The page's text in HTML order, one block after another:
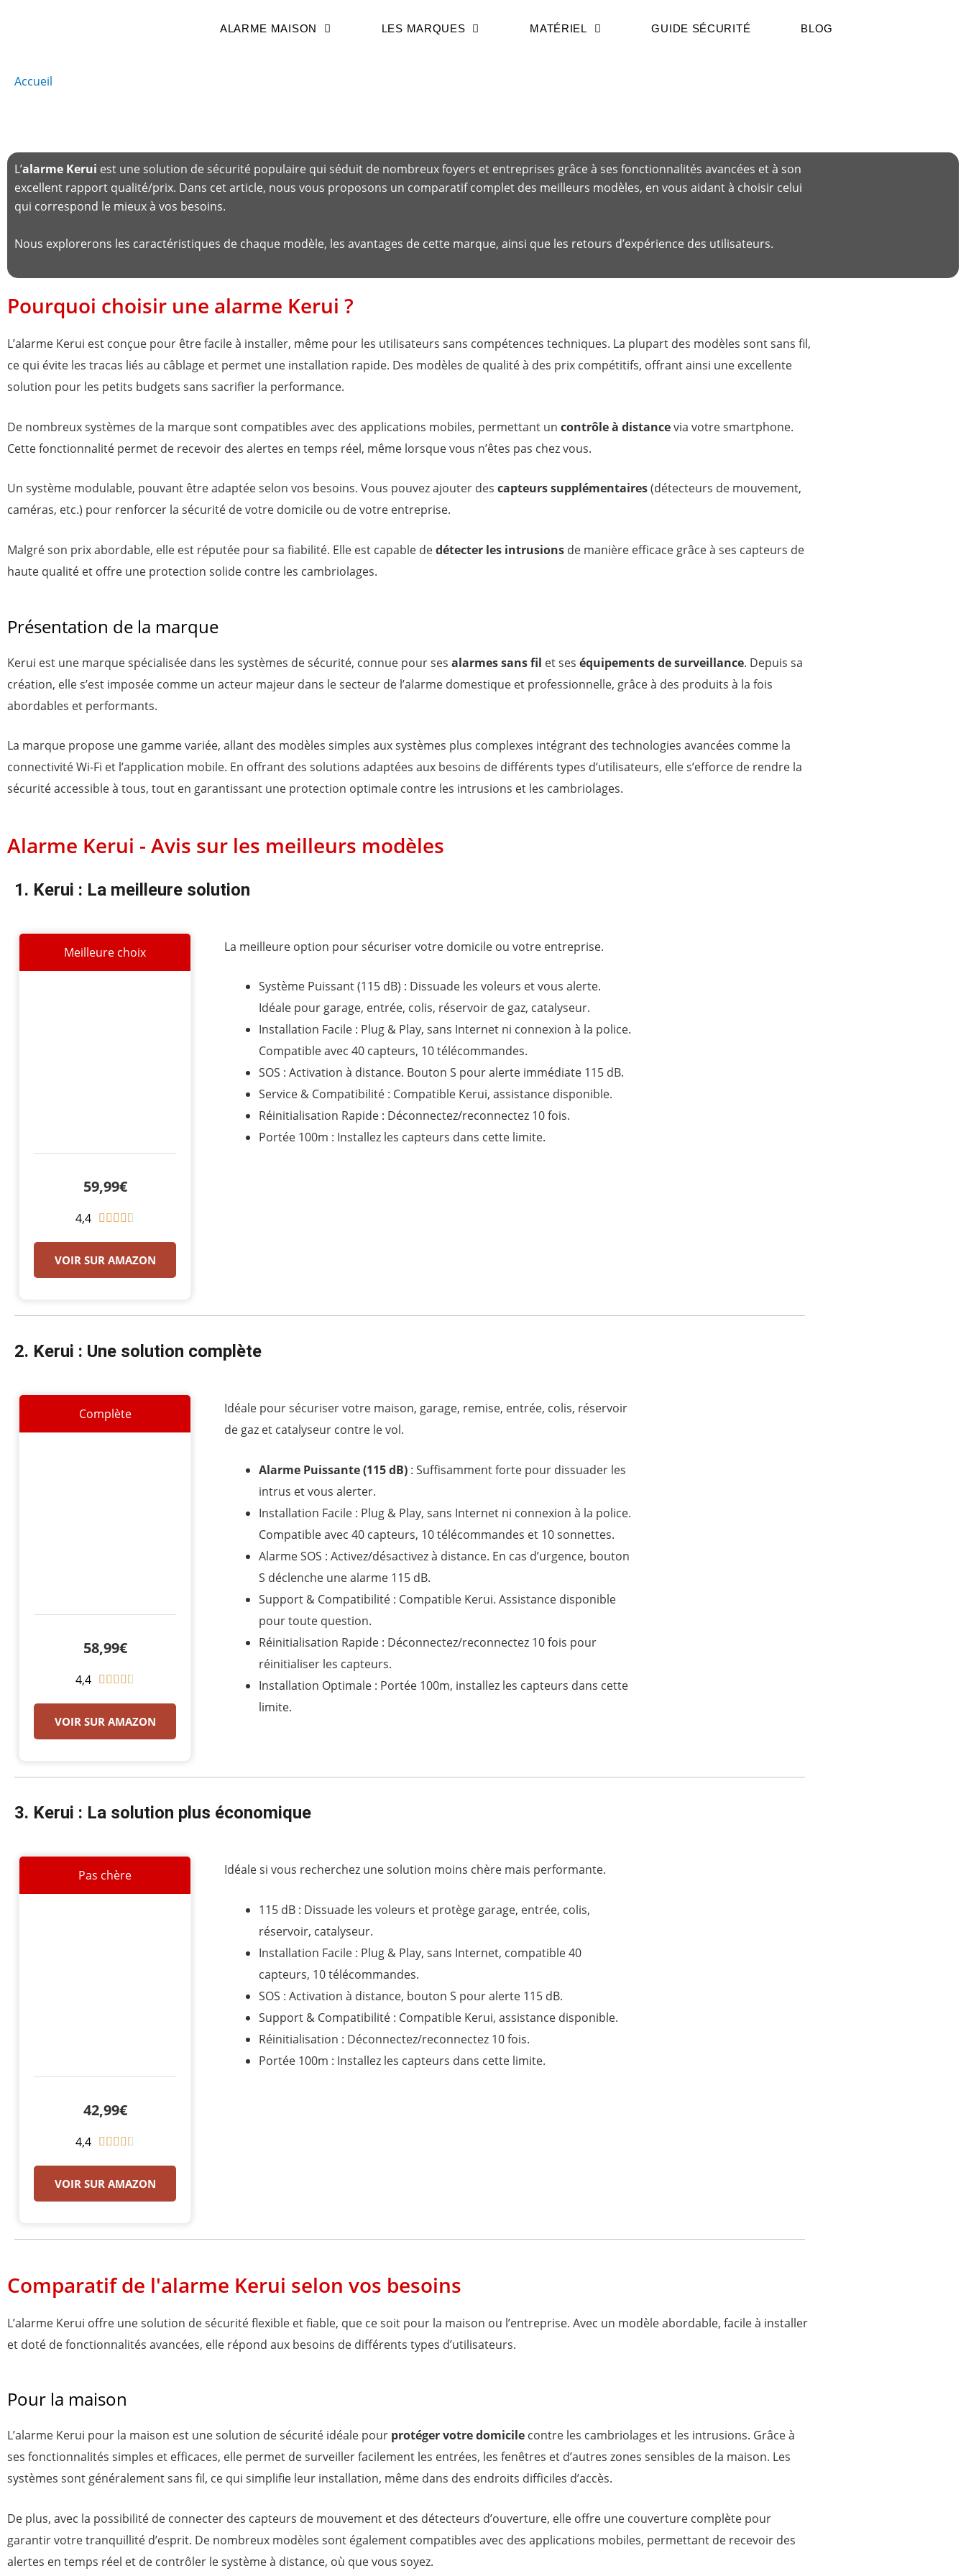
ALARME MAISON LES MARQUES MATÉRIEL GUIDE SÉCURITÉ BLOG
Accueil
L’alarme Kerui est une solution de sécurité populaire qui séduit de nombreux foyers et entreprises grâce à ses fonctionnalités avancées et à son
excellent rapport qualité/prix. Dans cet article, nous vous proposons un comparatif complet des meilleurs modèles, en vous aidant à choisir celui
qui correspond le mieux à vos besoins.
Nous explorerons les caractéristiques de chaque modèle, les avantages de cette marque, ainsi que les retours d’expérience des utilisateurs.
Pourquoi choisir une alarme Kerui ?
L’alarme Kerui est conçue pour être facile à installer, même pour les utilisateurs sans compétences techniques. La plupart des modèles sont sans fil,
ce qui évite les tracas liés au câblage et permet une installation rapide. Des modèles de qualité à des prix compétitifs, offrant ainsi une excellente
solution pour les petits budgets sans sacrifier la performance.
De nombreux systèmes de la marque sont compatibles avec des applications mobiles, permettant un contrôle à distancevia votre smartphone.
Cette fonctionnalité permet de recevoir des alertes en temps réel, même lorsque vous n’êtes pas chez vous.
Un système modulable, pouvant être adaptée selon vos besoins. Vous pouvez ajouter des capteurs supplémentaires(détecteurs de mouvement,
caméras, etc.) pour renforcer la sécurité de votre domicile ou de votre entreprise.
Malgré son prix abordable, elle est réputée pour sa fiabilité. Elle est capable dedétecter les intrusions de manière efficace grâce à ses capteurs de
haute qualité et offre une protection solide contre les cambriolages.
Présentation de la marque
Kerui est une marque spécialisée dans les systèmes de sécurité, connue pour ses alarmes sans fil et ses équipements de surveillance. Depuis sa
création, elle s’est imposée comme un acteur majeur dans le secteur de l’alarme domestique et professionnelle, grâce à des produits à la fois
abordables et performants.
La marque propose une gamme variée, allant des modèles simples aux systèmes plus complexes intégrant des technologies avancées comme la
connectivité Wi-Fi et l’application mobile. En offrant des solutions adaptées aux besoins de différents types d’utilisateurs, elle s’efforce de rendre la
sécurité accessible à tous, tout en garantissant une protection optimale contre les intrusions et les cambriolages.
Alarme Kerui - Avis sur les meilleurs modèles
1. Kerui : La meilleure solution
Meilleure choix
59,99€
4,4     
t
s
VOIR SUR AMAZON
La meilleure option pour sécuriser votre domicile ou votre entreprise.
Système Puissant (115 dB) : Dissuade les voleurs et vous alerte.
Idéale pour garage, entrée, colis, réservoir de gaz, catalyseur.
Installation Facile : Plug & Play, sans Internet ni connexion à la police.
Compatible avec 40 capteurs, 10 télécommandes.
SOS : Activation à distance. Bouton S pour alerte immédiate 115 dB.
Service & Compatibilité : Compatible Kerui, assistance disponible.
Réinitialisation Rapide : Déconnectez/reconnectez 10 fois.
Portée 100m : Installez les capteurs dans cette limite.
2. Kerui : Une solution complète
Complète
58,99€
4,4     
t
s
VOIR SUR AMAZON
Idéale pour sécuriser votre maison, garage, remise, entrée, colis, réservoir
de gaz et catalyseur contre le vol.
Alarme Puissante (115 dB) : Suffisamment forte pour dissuader les
intrus et vous alerter.
Installation Facile : Plug & Play, sans Internet ni connexion à la police.
Compatible avec 40 capteurs, 10 télécommandes et 10 sonnettes.
Alarme SOS : Activez/désactivez à distance. En cas d’urgence, bouton
S déclenche une alarme 115 dB.
Support & Compatibilité : Compatible Kerui. Assistance disponible
pour toute question.
Réinitialisation Rapide : Déconnectez/reconnectez 10 fois pour
réinitialiser les capteurs.
Installation Optimale : Portée 100m, installez les capteurs dans cette
limite.
3. Kerui : La solution plus économique
Pas chère
42,99€
4,4     
t
u
5
VOIR SUR AMAZON
Idéale si vous recherchez une solution moins chère mais performante.
115 dB : Dissuade les voleurs et protège garage, entrée, colis,
réservoir, catalyseur.
Installation Facile : Plug & Play, sans Internet, compatible 40
capteurs, 10 télécommandes.
SOS : Activation à distance, bouton S pour alerte 115 dB.
Support & Compatibilité : Compatible Kerui, assistance disponible.
Réinitialisation : Déconnectez/reconnectez 10 fois.
Portée 100m : Installez les capteurs dans cette limite.
Comparatif de l'alarme Kerui selon vos besoins
L’alarme Kerui offre une solution de sécurité flexible et fiable, que ce soit pour la maison ou l’entreprise. Avec un modèle abordable, facile à installer
et doté de fonctionnalités avancées, elle répond aux besoins de différents types d’utilisateurs.
Pour la maison
L’alarme Kerui pour la maison est une solution de sécurité idéale pour protéger votre domicile contre les cambriolages et les intrusions. Grâce à
ses fonctionnalités simples et efficaces, elle permet de surveiller facilement les entrées, les fenêtres et d’autres zones sensibles de la maison. Les
systèmes sont généralement sans fil, ce qui simplifie leur installation, même dans des endroits difficiles d’accès.
De plus, avec la possibilité de connecter des capteurs de mouvement et des détecteurs d’ouverture, elle offre une couverture complète pour
garantir votre tranquillité d’esprit. De nombreux modèles sont également compatibles avec des applications mobiles, permettant de recevoir des
alertes en temps réel et de contrôler le système à distance, où que vous soyez.